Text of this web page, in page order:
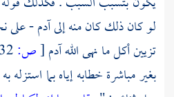
لو كان ذلك كان منه إلىآدم- على
تزيين أكل ما نهى اللهآدم[ص:
بغير مباشرة خطابه إياه بما